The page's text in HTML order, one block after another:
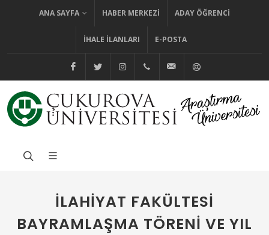
ANA SAYFA HABER MERKEZI ADAY ÖĞRENCI
İHALE İLANLARI E-POSTA
@cuhabermerkezi
@cukurovaedutr
@cukurovaedutr
+90 (322) 338 60 84
bilgi@cu.edu.tr
İLAHIYAT FAKÜLTESI
BAYRAMLAŞMA TÖRENI VE YIL